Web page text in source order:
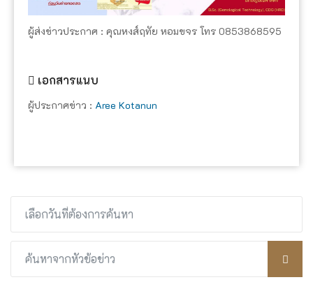
ผู้ส่งข่าวประกาศ : คุณหงส์ฤทัย หอมขจร โทร 0853868595
เอกสารแนบ
ผู้ประกาศข่าว : Aree Kotanun